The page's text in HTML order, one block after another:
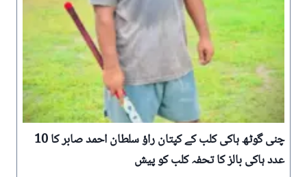
چنی گوٹھ ہاکی کلب کے کپتان راؤ سلطان احمد صابر کا 10
عدد ہاکی بالز کا تحفہ کلب کو پیش